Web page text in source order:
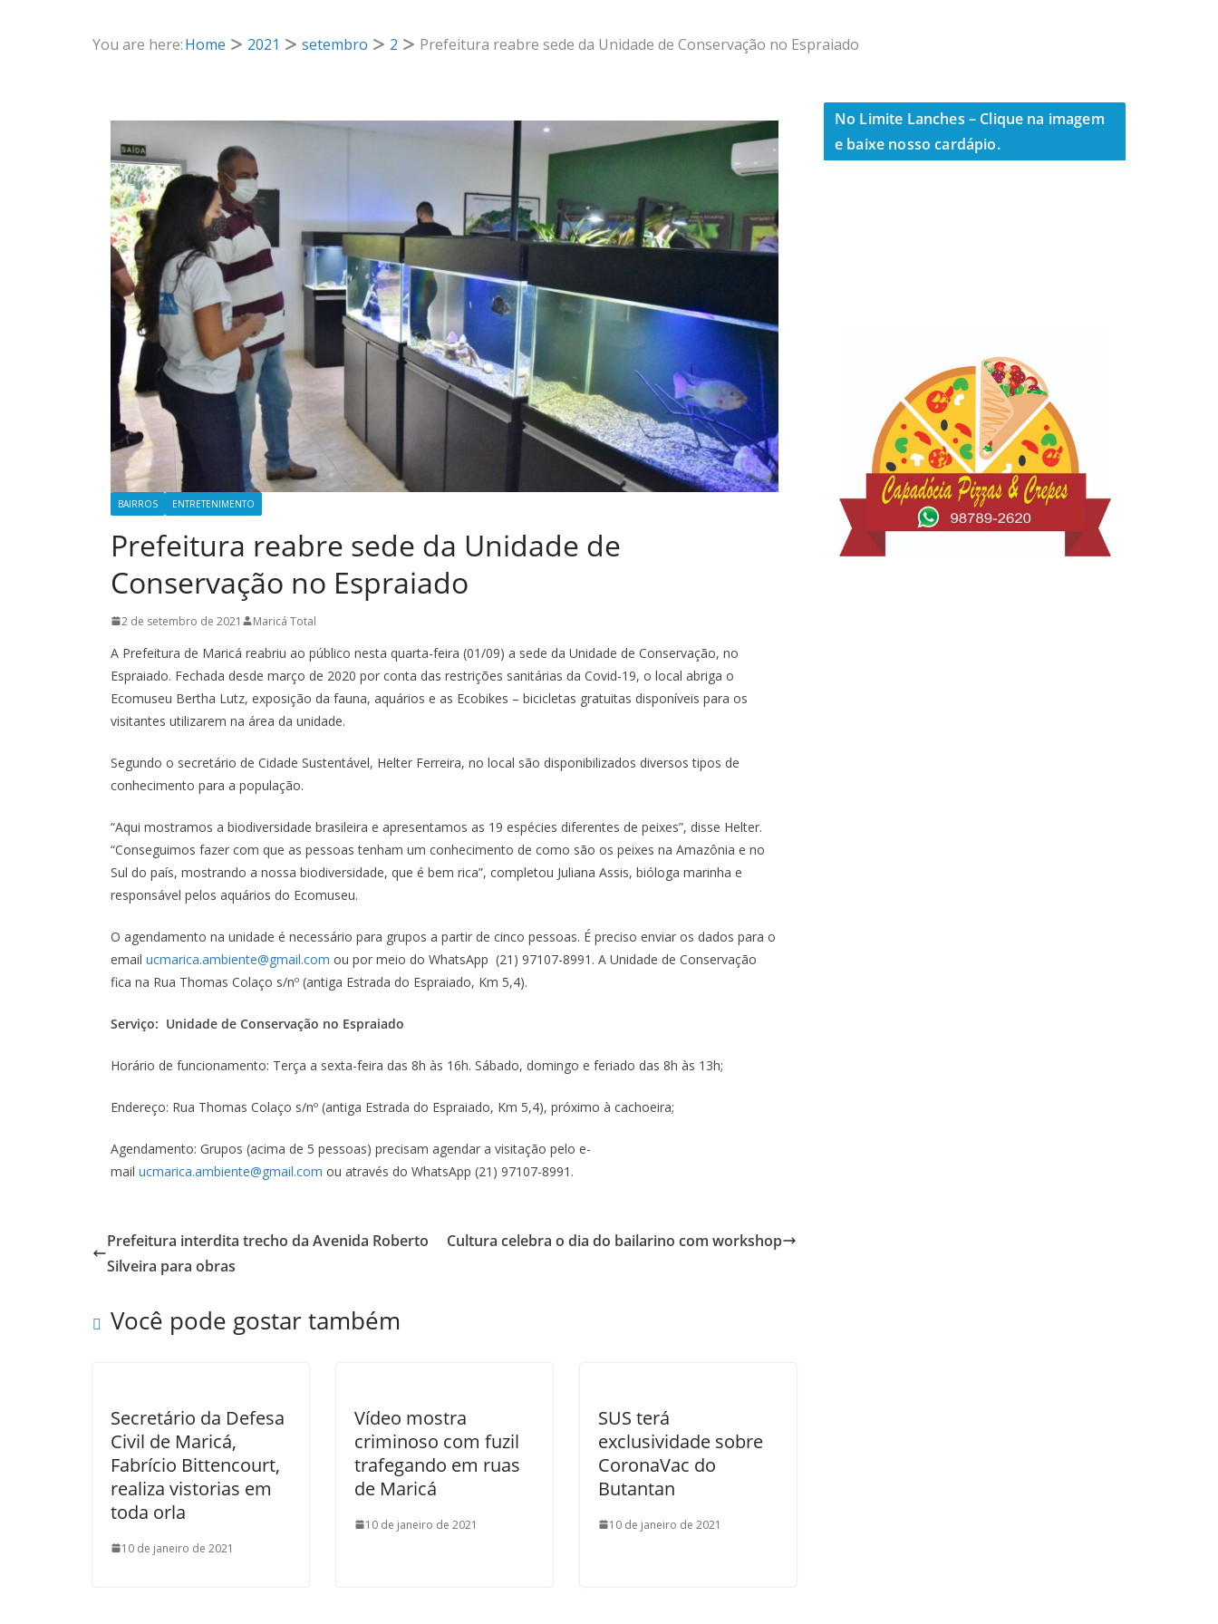
You are here:Home 2021 setembro 2 Prefeitura reabre sede da Unidade de Conservação no Espraiado
BAIRROS ENTRETENIMENTO
Prefeitura reabre sede da Unidade de
Conservação no Espraiado
2 de setembro de 2021 Maricá Total
A Prefeitura de Maricá reabriu ao público nesta quarta-feira (01/09) a sede da Unidade de Conservação, no
Espraiado. Fechada desde março de 2020 por conta das restrições sanitárias da Covid-19, o local abriga o
Ecomuseu Bertha Lutz, exposição da fauna, aquários e as Ecobikes – bicicletas gratuitas disponíveis para os
visitantes utilizarem na área da unidade.
Segundo o secretário de Cidade Sustentável, Helter Ferreira, no local são disponibilizados diversos tipos de
conhecimento para a população.
“Aqui mostramos a biodiversidade brasileira e apresentamos as 19 espécies diferentes de peixes”, disse Helter.
“Conseguimos fazer com que as pessoas tenham um conhecimento de como são os peixes na Amazônia e no
Sul do país, mostrando a nossa biodiversidade, que é bem rica”, completou Juliana Assis, bióloga marinha e
responsável pelos aquários do Ecomuseu.
O agendamento na unidade é necessário para grupos a partir de cinco pessoas. É preciso enviar os dados para o
email ucmarica.ambiente@gmail.com ou por meio do WhatsApp (21) 97107-8991. A Unidade de Conservação
fica na Rua Thomas Colaço s/nº (antiga Estrada do Espraiado, Km 5,4).
Serviço: Unidade de Conservação no Espraiado
Horário de funcionamento: Terça a sexta-feira das 8h às 16h. Sábado, domingo e feriado das 8h às 13h;
Endereço: Rua Thomas Colaço s/nº (antiga Estrada do Espraiado, Km 5,4), próximo à cachoeira;
Agendamento: Grupos (acima de 5 pessoas) precisam agendar a visitação pelo e-
mail ucmarica.ambiente@gmail.com ou através do WhatsApp (21) 97107-8991.
Prefeitura interdita trecho da Avenida Roberto
Silveira para obras
Cultura celebra o dia do bailarino com workshop
Você pode gostar também
Secretário da Defesa
Civil de Maricá,
Fabrício Bittencourt,
realiza vistorias em
toda orla
10 de janeiro de 2021
Vídeo mostra
criminoso com fuzil
trafegando em ruas
de Maricá
10 de janeiro de 2021
SUS terá
exclusividade sobre
CoronaVac do
Butantan
10 de janeiro de 2021
No Limite Lanches – Clique na imagem
e baixe nosso cardápio.